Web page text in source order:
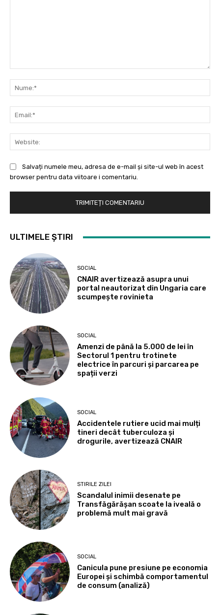
Salvați numele meu, adresa de e-mail și site-ul web în acest
browser pentru data viitoare i comentariu.
ULTIMELE ȘTIRI
SOCIAL
CNAIR avertizează asupra unui
portal neautorizat din Ungaria care
scumpește rovinieta
SOCIAL
Amenzi de până la 5.000 de lei în
Sectorul 1 pentru trotinete
electrice în parcuri și parcarea pe
spații verzi
SOCIAL
Accidentele rutiere ucid mai mulți
tineri decât tuberculoza și
drogurile, avertizează CNAIR
STIRILE ZILEI
Scandalul inimii desenate pe
Transfăgărășan scoate la iveală o
problemă mult mai gravă
SOCIAL
Canicula pune presiune pe economia
Europei și schimbă comportamentul
de consum (analiză)